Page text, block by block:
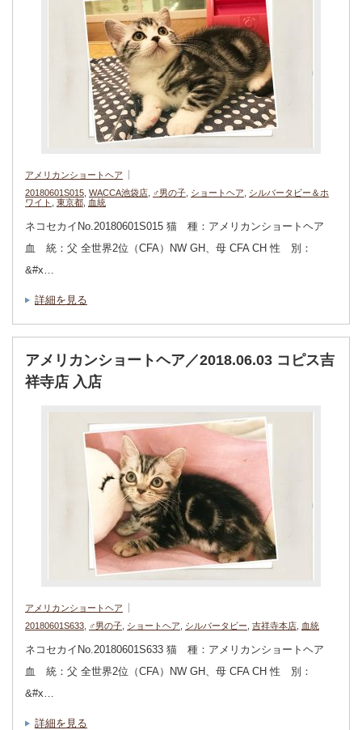
アメリカンショートヘア
20180601S015 WACCA池袋店 ♂男の子 ショートヘア
シルバータビー＆ホ
ワイト
東京都 血統
ネコセカイNo.20180601S015 猫 種：アメリカンショートヘア
血 統：父 全世界2位（CFA）NW GH、母 CFA CH 性 別：
&#x…
詳細を見る
アメリカンショートヘア／2018.06.03 コピス吉
祥寺店 入店
アメリカンショートヘア
20180601S633
♂男の子 ショートヘア シルバータビー 吉祥寺本店 血統
ネコセカイNo.20180601S633 猫 種：アメリカンショートヘア
血 統：父 全世界2位（CFA）NW GH、母 CFA CH 性 別：
&#x…
詳細を見る